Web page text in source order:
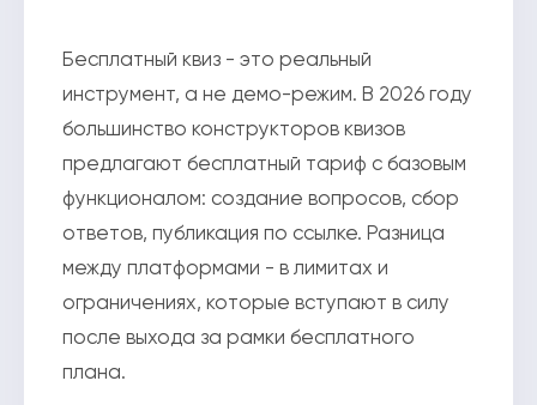
Бесплатный квиз - это реальный
инструмент, а не демо-режим. В 2026 году
большинство конструкторов квизов
предлагают бесплатный тариф с базовым
функционалом: создание вопросов, сбор
ответов, публикация по ссылке. Разница
между платформами - в лимитах и
ограничениях, которые вступают в силу
после выхода за рамки бесплатного
плана.